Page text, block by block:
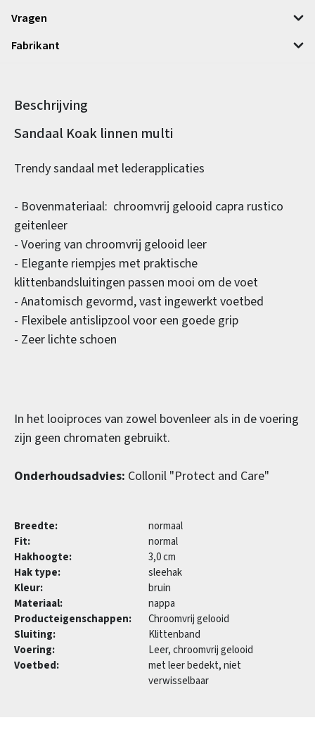
Vragen
Fabrikant
Beschrijving
Productinformatie
Sandaal Koak linnen multi
Trendy sandaal met lederapplicaties
- Bovenmateriaal: chroomvrij gelooid capra rustico
geitenleer
- Voering van chroomvrij gelooid leer
- Elegante riempjes met praktische
klittenbandsluitingen passen mooi om de voet
- Anatomisch gevormd, vast ingewerkt voetbed
- Flexibele antislipzool voor een goede grip
- Zeer lichte schoen
In het looiproces van zowel bovenleer als in de voering
zijn geen chromaten gebruikt.
Onderhoudsadvies: Collonil "Protect and Care"
Breedte:
normaal
Fit:
normal
Hakhoogte:
3,0 cm
Hak type:
sleehak
Kleur:
bruin
Materiaal:
nappa
Producteigenschappen:
Chroomvrij gelooid
Sluiting:
Klittenband
Voering:
Leer, chroomvrij gelooid
Voetbed:
met leer bedekt, niet
verwisselbaar